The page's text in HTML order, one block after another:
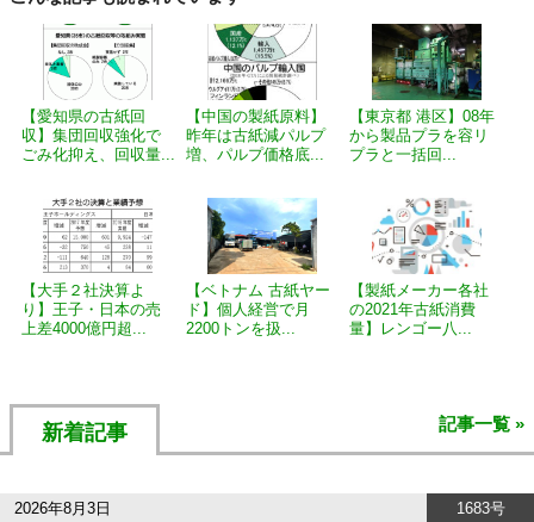
【愛知県の古紙回
収】集団回収強化で
ごみ化抑え、回収量...
【中国の製紙原料】
昨年は古紙減パルプ
増、パルプ価格底...
【東京都 港区】08年
から製品プラを容リ
プラと一括回...
【大手２社決算よ
り】王子・日本の売
上差4000億円超...
【ベトナム 古紙ヤー
ド】個人経営で月
2200トンを扱...
【製紙メーカー各社
の2021年古紙消費
量】レンゴー八...
新着記事 記事一覧 »
2026年8月3日 1683号